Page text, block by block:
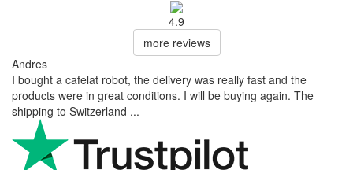
4.9
more reviews
Andres
I bought a cafelat robot, the delivery was really fast and the
products were in great conditions. I will be buying again. The
shipping to Switzerland ...